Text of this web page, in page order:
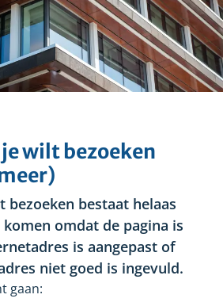
wilt bezoeken
bezoeken bestaat helaas
omdat de pagina is
is aangepast of
niet goed is ingevuld.
gaan: